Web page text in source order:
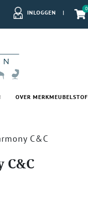
INLOGGEN |
0
OVER
C&C
C&C